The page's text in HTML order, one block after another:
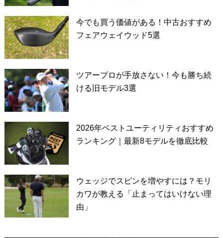
今でも買う価値がある！中古おすすめ
フェアウェイウッド5選
ツアープロが手放さない！今も勝ち続
ける旧モデル3選
2026年ベストユーティリティおすすめ
ランキング｜最新8モデルを徹底比較
ウェッジでスピンを増やすには？モリ
カワが教える「止まってはいけない理
由」